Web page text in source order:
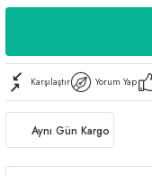
Karşılaştır Yorum Yap
Aynı Gün Kargo